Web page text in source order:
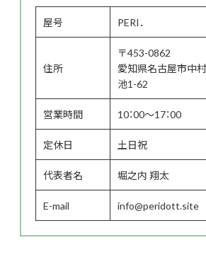
屋号 PERI．
住所
〒453-0862
愛知県名古屋市中
池1-62
営業時間 10：00～17：00
定休日 土日祝
代表者名 堀之内 翔太
E-mail info@peridott.site